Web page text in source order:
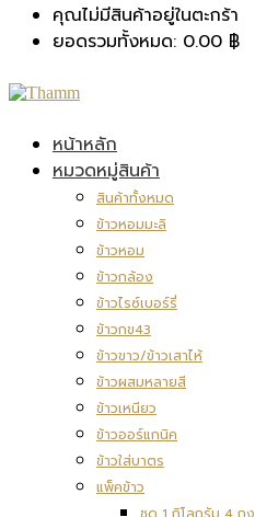
คุณไม่มีสินค้าอยู่ในตะกร้า
ยอดรวมทั้งหมด: 0.00 ฿
หน้าหลัก
หมวดหมู่สินค้า
สินค้าทั้งหมด
ข้าวหอมมะลิ
ข้าวหอม
ข้าวกล้อง
ข้าวไรซ์เบอร์รี่
ข้าวกข43
ข้าวขาว/ข้าวเสาไห้
ข้าวผสมหลายสี
ข้าวเหนียว
ข้าวออร์แกนิค
ข้าวใส่บาตร
แพ็คข้าว